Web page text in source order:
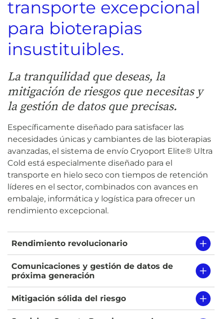
transporte excepcional
para bioterapias
insustituibles.
La tranquilidad que deseas, la
mitigación de riesgos que necesitas y
la gestión de datos que precisas.
Específicamente diseñado para satisfacer las
necesidades únicas y cambiantes de las bioterapias
avanzadas, el sistema de envío Cryoport Elite® Ultra
Cold está especialmente diseñado para el
transporte en hielo seco con tiempos de retención
líderes en el sector, combinados con avances en
embalaje, informática y logística para ofrecer un
rendimiento excepcional.
Rendimiento revolucionario
Comunicaciones y gestión de datos de
próxima generación
Mitigación sólida del riesgo